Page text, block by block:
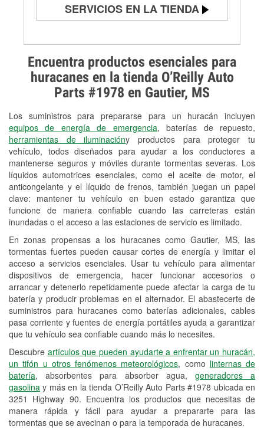
Encuentra productos esenciales para
huracanes en la tienda O’Reilly Auto
Parts #1978 en Gautier, MS
Los suministros para prepararse para un huracán incluyen
equipos de energía de emergencia, baterías de repuesto,
herramientas de iluminacióny productos para proteger tu
vehículo, todos diseñados para ayudar a los conductores a
mantenerse seguros y móviles durante tormentas severas. Los
líquidos automotrices esenciales, como el aceite de motor, el
anticongelante y el líquido de frenos, también juegan un papel
clave: mantener tu vehículo en buen estado garantiza que
funcione de manera confiable cuando las carreteras están
inundadas o el acceso a las estaciones de servicio es limitado.
En zonas propensas a los huracanes como Gautier, MS, las
tormentas fuertes pueden causar cortes de energía y limitar el
acceso a servicios esenciales. Usar tu vehículo para alimentar
dispositivos de emergencia, hacer funcionar accesorios o
arrancar y detenerlo repetidamente puede afectar la carga de tu
batería y producir problemas en el alternador. El abastecerte de
suministros para huracanes como baterías adicionales, cables
pasa corriente y fuentes de energía portátiles ayuda a garantizar
que tu vehículo sea confiable cuando más lo necesites.
Descubre artículos que pueden ayudarte a enfrentar un huracán,
un tifón u otros fenómenos meteorológicos, como linternas de
batería, absorbentes para absorber agua, generadores a
gasolina y más en la tienda O’Reilly Auto Parts #1978 ubicada en
3251 Highway 90. Encuentra los productos que necesitas de
manera rápida y fácil para ayudar a prepararte para las
tormentas que se avecinan o para la temporada de huracanes.
SERVICIOS EN LA TIENDA
Prueba de alternadores y
arrancadores
Revisión de la luz "Check Engine"
Reciclaje de baterías y aceite
Instalación de bombillas de faros
Instalación de limpiaparabrisas
Programa de Préstamo de
Herramientas
Rectificación de tambores y discos de
freno
Mangueras hidráulicas a la medida
Hurricane Supplies
Conoce más